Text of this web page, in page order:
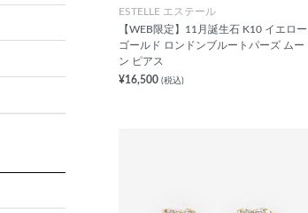
ESTELLE エステール
【WEB限定】11月誕生石 K10 イエロー
ゴールド ロンドンブルートパーズ ムー
ン ピアス
¥16,500 (税込)